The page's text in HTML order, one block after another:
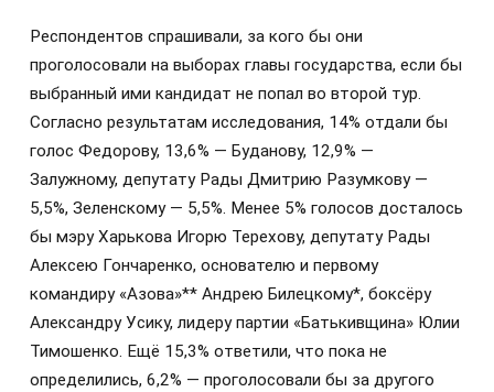
Респондентов спрашивали, за кого бы они
проголосовали на выборах главы государства, если бы
выбранный ими кандидат не попал во второй тур.
Согласно результатам исследования, 14% отдали бы
голос Федорову, 13,6% — Буданову, 12,9% —
Залужному, депутату Рады Дмитрию Разумкову —
5,5%, Зеленскому — 5,5%. Менее 5% голосов досталось
бы мэру Харькова Игорю Терехову, депутату Рады
Алексею Гончаренко, основателю и первому
командиру «Азова»** Андрею Билецкому*, боксёру
Александру Усику, лидеру партии «Батькивщина» Юлии
Тимошенко. Ещё 15,3% ответили, что пока не
определились, 6,2% — проголосовали бы за другого